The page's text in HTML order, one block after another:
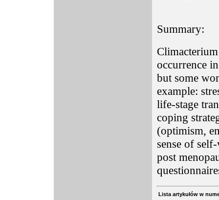
Summary:
occurrence
but some
example:
life-stage
coping
(optimism,
sense of
post
Lista artykułów w